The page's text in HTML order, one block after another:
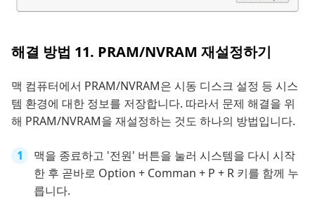
해결 방법 11. PRAM/NVRAM 재설정하기
맥 컴퓨터에서 PRAM/NVRAM은 시동 디스크 설정 등 시스
템 환경에 대한 정보를 저장합니다. 따라서 문제 해결을 위
해 PRAM/NVRAM을 재설정하는 것도 하나의 방법입니다.
맥을 종료하고 '전원' 버튼을 눌러 시스템을 다시 시작
한 후 곧바로 Option + Comman + P + R 키를 함께 누
릅니다.